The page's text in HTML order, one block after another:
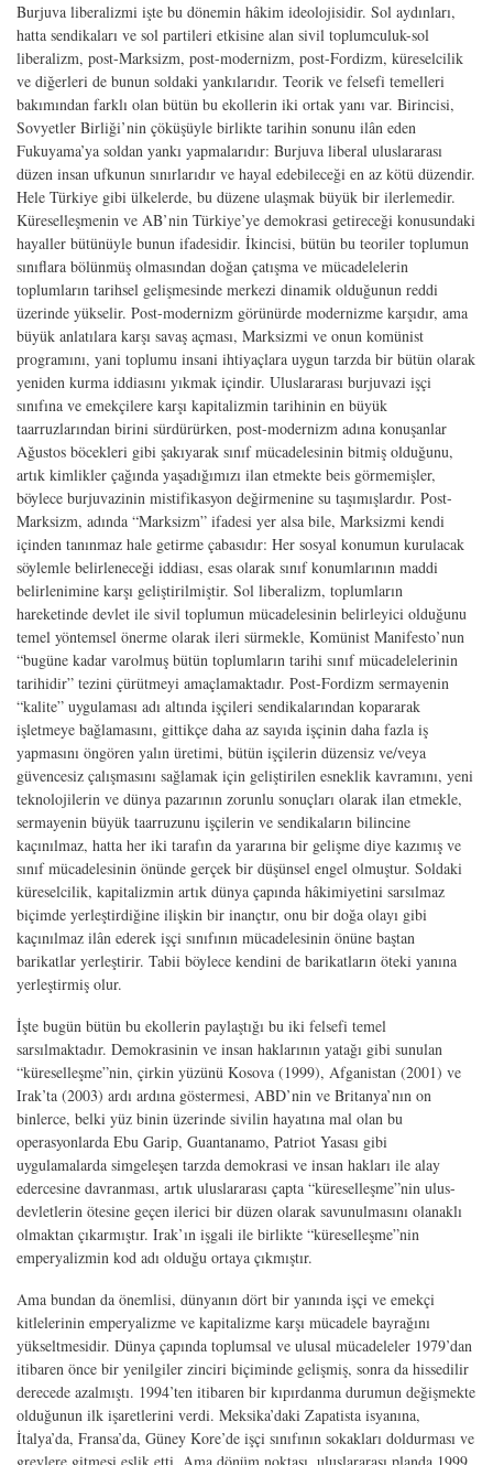
Burjuva liberalizmi işte bu dönemin hâkim ideolojisidir. Sol aydınları,
hatta sendikaları ve sol partileri etkisine alan sivil toplumculuk-sol
liberalizm, post-Marksizm, post-modernizm, post-Fordizm, küreselcilik
ve diğerleri de bunun soldaki yankılarıdır. Teorik ve felsefi temelleri
bakımından farklı olan bütün bu ekollerin iki ortak yanı var. Birincisi,
Sovyetler Birliği’nin çöküşüyle birlikte tarihin sonunu ilân eden
Fukuyama’ya soldan yankı yapmalarıdır: Burjuva liberal uluslararası
düzen insan ufkunun sınırlarıdır ve hayal edebileceği en az kötü düzendir.
Hele Türkiye gibi ülkelerde, bu düzene ulaşmak büyük bir ilerlemedir.
Küreselleşmenin ve AB’nin Türkiye’ye demokrasi getireceği konusundaki
hayaller bütünüyle bunun ifadesidir. İkincisi, bütün bu teoriler toplumun
sınıflara bölünmüş olmasından doğan çatışma ve mücadelelerin
toplumların tarihsel gelişmesinde merkezi dinamik olduğunun reddi
üzerinde yükselir. Post-modernizm görünürde modernizme karşıdır, ama
büyük anlatılara karşı savaş açması, Marksizmi ve onun komünist
programını, yani toplumu insani ihtiyaçlara uygun tarzda bir bütün olarak
yeniden kurma iddiasını yıkmak içindir. Uluslararası burjuvazi işçi
sınıfına ve emekçilere karşı kapitalizmin tarihinin en büyük
taarruzlarından birini sürdürürken, post-modernizm adına konuşanlar
Ağustos böcekleri gibi şakıyarak sınıf mücadelesinin bitmiş olduğunu,
artık kimlikler çağında yaşadığımızı ilan etmekte beis görmemişler,
böylece burjuvazinin mistifikasyon değirmenine su taşımışlardır. Post-
Marksizm, adında “Marksizm” ifadesi yer alsa bile, Marksizmi kendi
içinden tanınmaz hale getirme çabasıdır: Her sosyal konumun kurulacak
söylemle belirleneceği iddiası, esas olarak sınıf konumlarının maddi
belirlenimine karşı geliştirilmiştir. Sol liberalizm, toplumların
hareketinde devlet ile sivil toplumun mücadelesinin belirleyici olduğunu
temel yöntemsel önerme olarak ileri sürmekle, Komünist Manifesto’nun
“bugüne kadar varolmuş bütün toplumların tarihi sınıf mücadelelerinin
tarihidir” tezini çürütmeyi amaçlamaktadır. Post-Fordizm sermayenin
“kalite” uygulaması adı altında işçileri sendikalarından kopararak
işletmeye bağlamasını, gittikçe daha az sayıda işçinin daha fazla iş
yapmasını öngören yalın üretimi, bütün işçilerin düzensiz ve/veya
güvencesiz çalışmasını sağlamak için geliştirilen esneklik kavramını, yeni
teknolojilerin ve dünya pazarının zorunlu sonuçları olarak ilan etmekle,
sermayenin büyük taarruzunu işçilerin ve sendikaların bilincine
kaçınılmaz, hatta her iki tarafın da yararına bir gelişme diye kazımış ve
sınıf mücadelesinin önünde gerçek bir düşünsel engel olmuştur. Soldaki
küreselcilik, kapitalizmin artık dünya çapında hâkimiyetini sarsılmaz
biçimde yerleştirdiğine ilişkin bir inançtır, onu bir doğa olayı gibi
kaçınılmaz ilân ederek işçi sınıfının mücadelesinin önüne baştan
barikatlar yerleştirir. Tabii böylece kendini de barikatların öteki yanına
yerleştirmiş olur.
İşte bugün bütün bu ekollerin paylaştığı bu iki felsefi temel
sarsılmaktadır. Demokrasinin ve insan haklarının yatağı gibi sunulan
“küreselleşme”nin, çirkin yüzünü Kosova (1999), Afganistan (2001) ve
Irak’ta (2003) ardı ardına göstermesi, ABD’nin ve Britanya’nın on
binlerce, belki yüz binin üzerinde sivilin hayatına mal olan bu
operasyonlarda Ebu Garip, Guantanamo, Patriot Yasası gibi
uygulamalarda simgeleşen tarzda demokrasi ve insan hakları ile alay
edercesine davranması, artık uluslararası çapta “küreselleşme”nin ulus-
devletlerin ötesine geçen ilerici bir düzen olarak savunulmasını olanaklı
olmaktan çıkarmıştır. Irak’ın işgali ile birlikte “küreselleşme”nin
emperyalizmin kod adı olduğu ortaya çıkmıştır.
Ama bundan da önemlisi, dünyanın dört bir yanında işçi ve emekçi
kitlelerinin emperyalizme ve kapitalizme karşı mücadele bayrağını
yükseltmesidir. Dünya çapında toplumsal ve ulusal mücadeleler 1979’dan
itibaren önce bir yenilgiler zinciri biçiminde gelişmiş, sonra da hissedilir
derecede azalmıştı. 1994’ten itibaren bir kıpırdanma durumun değişmekte
olduğunun ilk işaretlerini verdi. Meksika’daki Zapatista isyanına,
İtalya’da, Fransa’da, Güney Kore’de işçi sınıfının sokakları doldurması ve